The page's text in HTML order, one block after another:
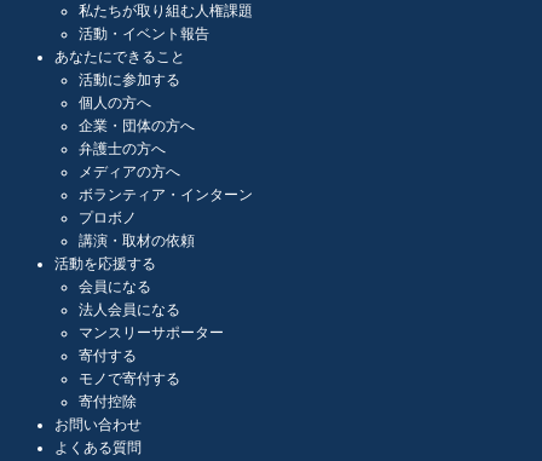
私たちが取り組む人権課題
活動・イベント報告
あなたにできること
活動に参加する
個人の方へ
企業・団体の方へ
弁護士の方へ
メディアの方へ
ボランティア・インターン
プロボノ
講演・取材の依頼
活動を応援する
会員になる
法人会員になる
マンスリーサポーター
寄付する
モノで寄付する
寄付控除
お問い合わせ
よくある質問